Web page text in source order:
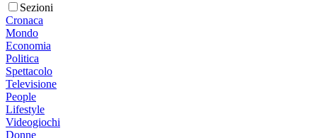
Sezioni
Cronaca
Mondo
Economia
Politica
Spettacolo
Televisione
People
Lifestyle
Videogiochi
Donne